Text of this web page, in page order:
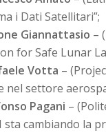
i Dati Satellitari”;
Giannattasio –
for Safe Lunar
Votta –
nel settore
Pagani –
sta cambiando la